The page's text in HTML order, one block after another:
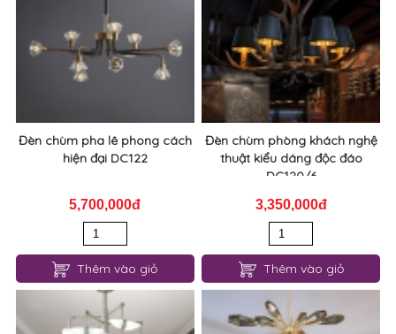
Đèn chùm pha lê phong cách
hiện đại DC122
5,700,000đ
Thêm vào giỏ
Đèn chùm phòng khách nghệ
thuật kiểu dáng độc đáo
DC120/6
3,350,000đ
Thêm vào giỏ